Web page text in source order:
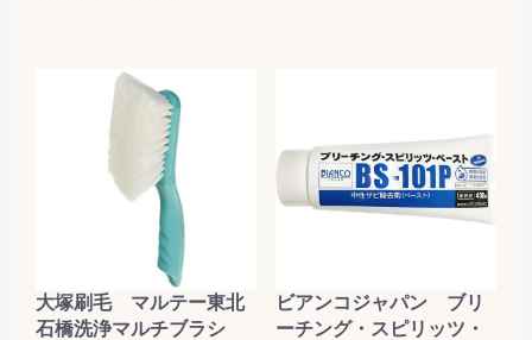
大塚刷毛 マルテー東北
石橋洗浄マルチブラシ
ビアンコジャパン ブリ
ーチング・スピリッツ・